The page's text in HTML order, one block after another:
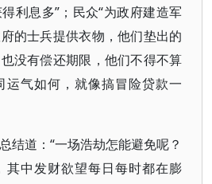
利息多”；民众“为政府建造军
的士兵提供衣物，他们垫出的
没有偿还期限，他们不得不算
运气如何，就像搞冒险贷款一
结道：“一场浩劫怎能避免呢？
其中发财欲望每日每时都在膨